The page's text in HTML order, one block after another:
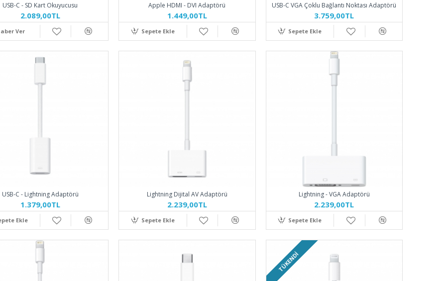
USB-C - SD Kart Okuyucusu
2.089,00TL
Ver
Apple HDMI - DVI Adaptörü
1.449,00TL
Sepete Ekle
USB-C VGA Çoklu Bağlantı Noktası Adaptörü
3.759,00TL
Sepete Ekle
USB-C - Lightning Adaptörü
1.379,00TL
Ekle
Lightning Dijital AV Adaptörü
2.239,00TL
Sepete Ekle
Lightning - VGA Adaptörü
2.239,00TL
Sepete Ekle
TÜKENDI